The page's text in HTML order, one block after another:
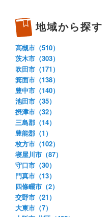
地域から探す
高槻市（510）
茨木市（303）
吹田市（171）
箕面市（138）
豊中市（140）
池田市（35）
摂津市（32）
三島郡（14）
豊能郡（1）
枚方市（102）
寝屋川市（87）
守口市（30）
門真市（13）
四條畷市（2）
交野市（21）
大東市（7）